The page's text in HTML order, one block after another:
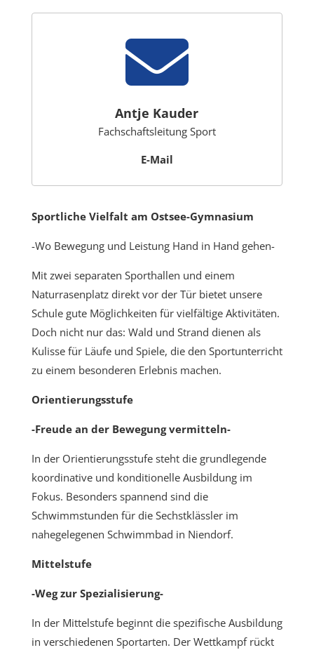

Antje Kauder
Fachschaftsleitung Sport
E-Mail
Sportliche Vielfalt am Ostsee-Gymnasium
-Wo Bewegung und Leistung Hand in Hand gehen-
Mit zwei separaten Sporthallen und einem
Naturrasenplatz direkt vor der Tür bietet unsere
Schule gute Möglichkeiten für vielfältige Aktivitäten.
Doch nicht nur das: Wald und Strand dienen als
Kulisse für Läufe und Spiele, die den Sportunterricht
zu einem besonderen Erlebnis machen.
Orientierungsstufe
-Freude an der Bewegung vermitteln-
In der Orientierungsstufe steht die grundlegende
koordinative und konditionelle Ausbildung im
Fokus. Besonders spannend sind die
Schwimmstunden für die Sechstklässler im
nahegelegenen Schwimmbad in Niendorf.
Mittelstufe
-Weg zur Spezialisierung-
In der Mittelstufe beginnt die spezifische Ausbildung
in verschiedenen Sportarten. Der Wettkampf rückt